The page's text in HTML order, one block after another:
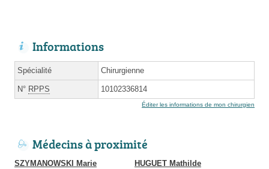
Informations
Spécialité Chirurgienne
N° RPPS 10102336814
Éditer les informations de mon chirurgien
Médecins à proximité
SZYMANOWSKI Marie
HUGUET Mathilde